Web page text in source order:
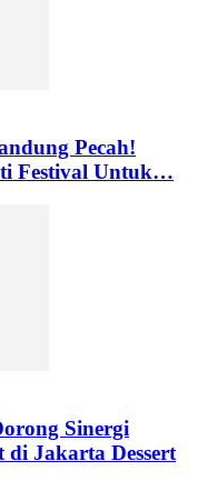
Pecah!
Festival Untuk…
Sinergi
Jakarta Dessert